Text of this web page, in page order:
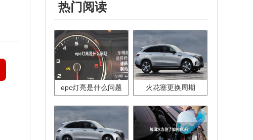
热门阅读
epc灯亮是什么问题 火花塞更换周期